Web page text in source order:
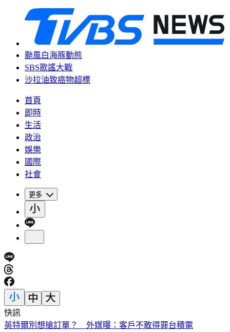
颱風白海豚動態
SBS歌謠大戰
沙拉油致癌物超標
首頁
即時
生活
政治
娛樂
國際
社會
更多
快訊
《花蓮好FUN》YOYO家族互動秀 每週六日花蓮鯉魚潭演出